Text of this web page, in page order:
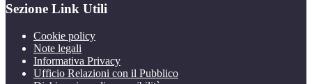
Sezione Link Utili
Cookie policy
Note legali
Informativa Privacy
Ufficio Relazioni con il Pubblico